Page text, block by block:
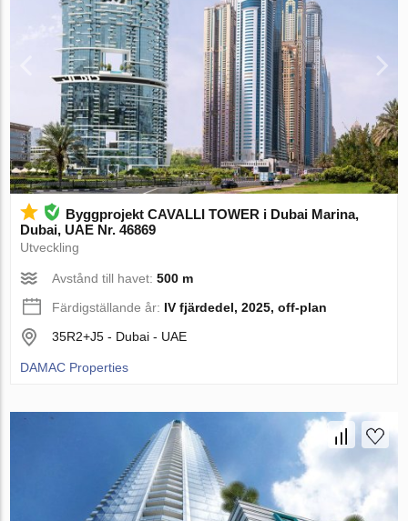
Byggprojekt CAVALLI TOWER i Dubai Marina,
Dubai, UAE Nr. 46869
Utveckling
Avstånd till havet:500 m
Färdigställande år: IV fjärdedel, 2025, off-plan
35R2+J5 - Dubai - UAE
DAMAC Properties